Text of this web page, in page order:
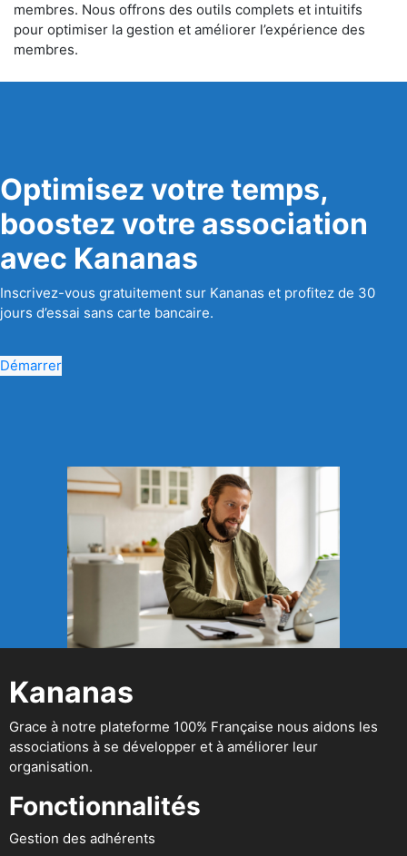
membres. Nous offrons des outils complets et intuitifs
pour optimiser la gestion et améliorer l’expérience des
membres.
Optimisez votre temps,
boostez votre association
avec Kananas
Inscrivez-vous gratuitement sur Kananas et profitez de 30
jours d’essai sans carte bancaire.
Démarrer
Kananas
Grace à notre plateforme 100% Française nous aidons les
associations à se développer et à améliorer leur
organisation.
Fonctionnalités
Gestion des adhérents